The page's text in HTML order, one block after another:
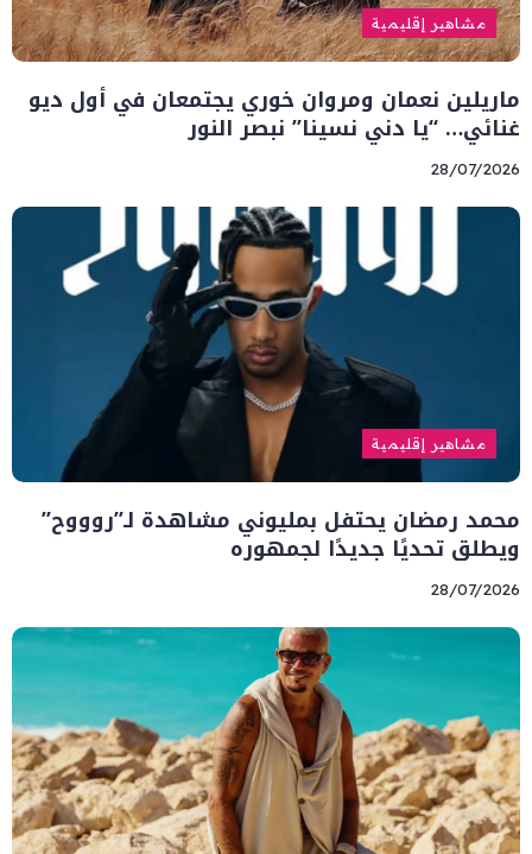
مشاهير إقليمية
ماريلين نعمان ومروان خوري يجتمعان في أول ديو
غنائي… “يا دني نسينا” نبصر النور
28/07/2026
مشاهير إقليمية
محمد رمضان يحتفل بمليوني مشاهدة لـ”روووح”
ويطلق تحديًا جديدًا لجمهوره
28/07/2026